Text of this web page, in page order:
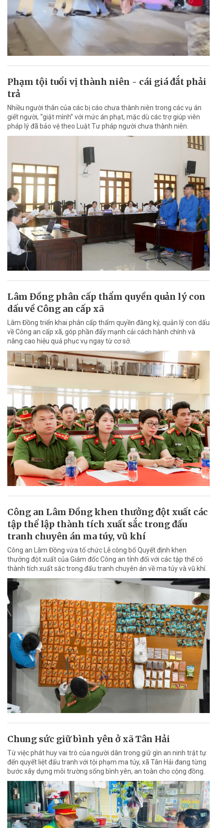
Phạm tội tuổi vị thành niên - cái giá đắt phải
trả
Nhiều người thân của các bị cáo chưa thành niên trong các vụ án
giết người, “giật mình” với mức án phạt, mặc dù các trợ giúp viên
pháp lý đã bảo vệ theo Luật Tư pháp người chưa thành niên.
Lâm Đồng phân cấp thẩm quyền quản lý con
dấu về Công an cấp xã
Lâm Đồng triển khai phân cấp thẩm quyền đăng ký, quản lý con dấu
về Công an cấp xã, góp phần đẩy mạnh cải cách hành chính và
nâng cao hiệu quả phục vụ ngay từ cơ sở.
Công an Lâm Đồng khen thưởng đột xuất các
tập thể lập thành tích xuất sắc trong đấu
tranh chuyên án ma túy, vũ khí
Công an Lâm Đồng vừa tổ chức Lễ công bố Quyết định khen
thưởng đột xuất của Giám đốc Công an tỉnh đối với các tập thể có
thành tích xuất sắc trong đấu tranh chuyên án về ma túy và vũ khí.
Chung sức giữ bình yên ở xã Tân Hải
Từ việc phát huy vai trò của người dân trong giữ gìn an ninh trật tự
đến quyết liệt đấu tranh với tội phạm ma túy, xã Tân Hải đang từng
bước xây dựng môi trường sống bình yên, an toàn cho cộng đồng.